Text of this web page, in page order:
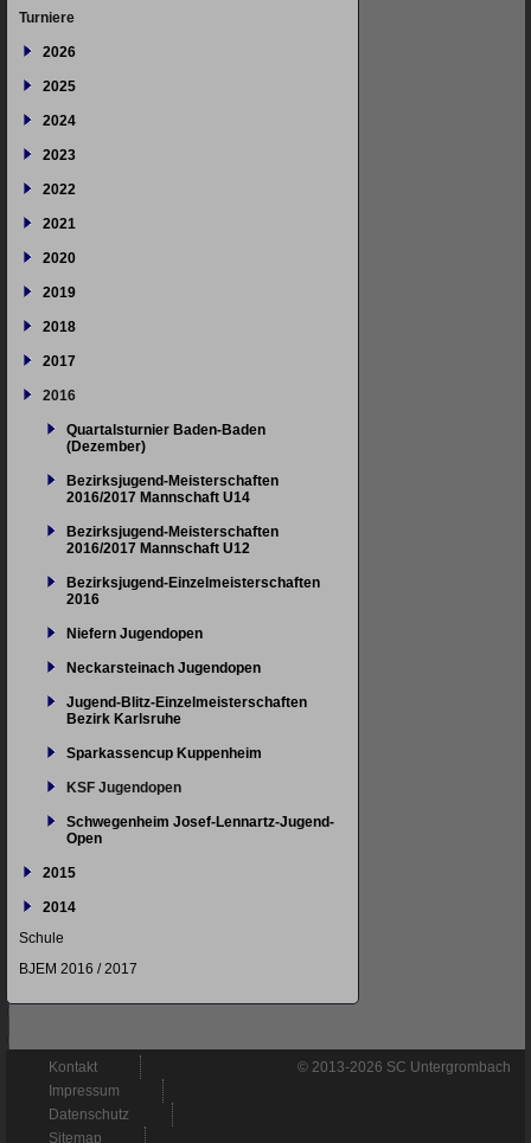
Turniere
2026
2025
2024
2023
2022
2021
2020
2019
2018
2017
2016
Quartalsturnier Baden-Baden
(Dezember)
Bezirksjugend-Meisterschaften
2016/2017 Mannschaft U14
Bezirksjugend-Meisterschaften
2016/2017 Mannschaft U12
Bezirksjugend-Einzelmeisterschaften
2016
Niefern Jugendopen
Neckarsteinach Jugendopen
Jugend-Blitz-Einzelmeisterschaften
Bezirk Karlsruhe
Sparkassencup Kuppenheim
KSF Jugendopen
Schwegenheim Josef-Lennartz-Jugend-
Open
2015
2014
Schule
BJEM 2016 / 2017
© 2013-2026 SC Untergrombach
Navigation
überspringen
Kontakt
Impressum
Datenschutz
Sitemap